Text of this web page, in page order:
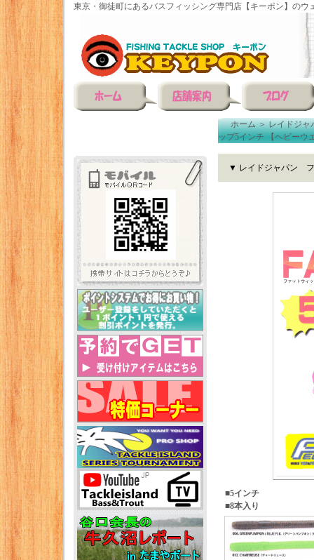
東京・御徒町にあるバスフィッシング専門店【キーポン】のウ
ホーム＞レイドジャ
ップ5インチ 【ヘビーウ
▼ レイドジャパン フ
■5インチ
■8本入り